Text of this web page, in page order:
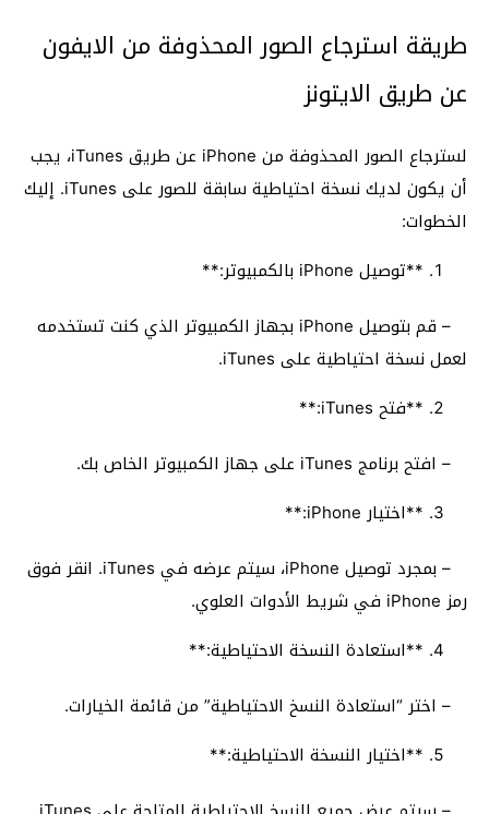
طريقة استرجاع الصور المحذوفة من الايفون
عن طريق الايتونز
لسترجاع الصور المحذوفة من iPhone عن طريق iTunes، يجب
أن يكون لديك نسخة احتياطية سابقة للصور على iTunes. إليك
الخطوات:
**توصيل iPhone بالكمبيوتر:**
– قم بتوصيل iPhone بجهاز الكمبيوتر الذي كنت تستخدمه
لعمل نسخة احتياطية على iTunes.
**فتح iTunes:**
– افتح برنامج iTunes على جهاز الكمبيوتر الخاص بك.
**اختيار iPhone:**
– بمجرد توصيل iPhone، سيتم عرضه في iTunes. انقر فوق
رمز iPhone في شريط الأدوات العلوي.
**استعادة النسخة الاحتياطية:**
– اختر “استعادة النسخ الاحتياطية” من قائمة الخيارات.
**اختيار النسخة الاحتياطية:**